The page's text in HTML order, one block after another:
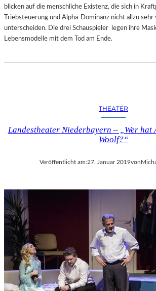
blicken auf die menschliche Existenz, die sich in
Triebsteuerung und Alpha-Dominanz nicht allzu
unterscheiden. Die drei Schauspieler legen ihre
Lebensmodelle mit dem Tod am Ende.
THEATER
Landestheater Niederbayern – „Wer
Woolf?“
Veröffentlicht am:27. Januar 2019von